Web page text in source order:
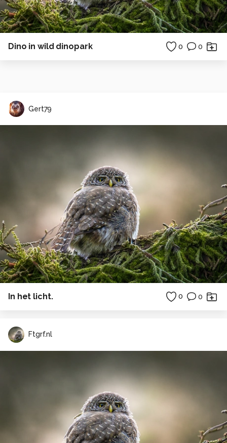
Dino in wild dinopark 0 0
Gert79
In het licht. 0 0
Ftgrf.nl